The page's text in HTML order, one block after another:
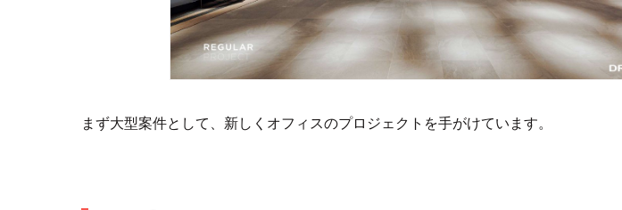
まず大型案件として、新しくオフィスのプロジェクトを手がけています。